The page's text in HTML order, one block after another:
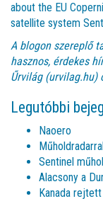
about the EU
satellite system
A blogon szereplő
hasznos, érdekes
Űrvilág (urvilag.hu)
Legutóbbi
Naoero
Sentinel
Alacsony a
Kanada